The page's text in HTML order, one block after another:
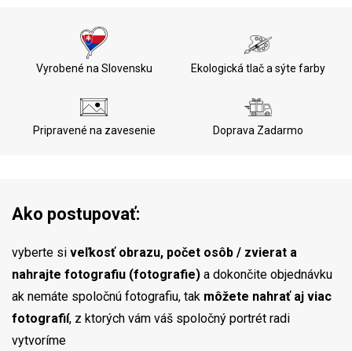
Vyrobené na Slovensku Ekologická tlač a sýte farby
Pripravené na zavesenie Doprava Zadarmo
Ako postupovať:
vyberte si veľkosť obrazu, počet osôb / zvierat a
nahrajte fotografiu (fotografie) a dokončite objednávku
ak nemáte spoločnú fotografiu, tak môžete nahrať aj viac
fotografií, z ktorých vám váš spoločný portrét radi
vytvoríme